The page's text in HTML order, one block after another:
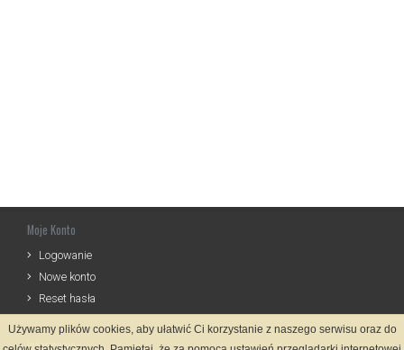
Moje Konto
Logowanie
Nowe konto
Reset hasła
Informacje
Używamy plików cookies, aby ułatwić Ci korzystanie z naszego serwisu oraz do